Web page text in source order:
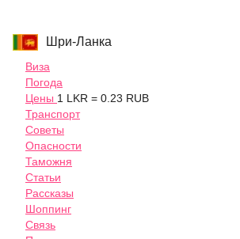
Шри-Ланка
Виза
Погода
Цены 1 LKR = 0.23 RUB
Транспорт
Советы
Опасности
Таможня
Статьи
Рассказы
Шоппинг
Связь